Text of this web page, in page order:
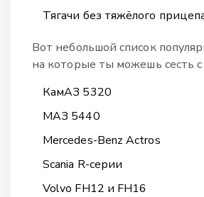
Тягачи без тяжёлого
Вот небольшой список
на которые ты можешь сесть с
КамАЗ 5320
МАЗ 5440
Mercedes-Benz Actros
Scania R-серии
Volvo FH12 и FH16